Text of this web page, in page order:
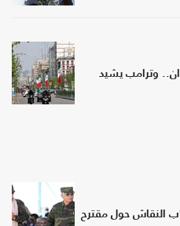
وترامب يشيد
النقاش حول مقترح